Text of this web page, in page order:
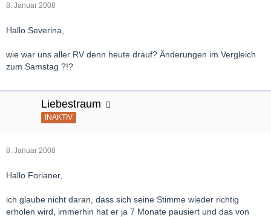
8. Januar 2008
Hallo Severina,
wie war uns aller RV denn heute drauf? Änderungen im Vergleich
zum Samstag ?!?
Liebestraum
INAKTIV
8. Januar 2008
Hallo Forianer,
ich glaube nicht daran, dass sich seine Stimme wieder richtig
erholen wird, immerhin hat er ja 7 Monate pausiert und das von